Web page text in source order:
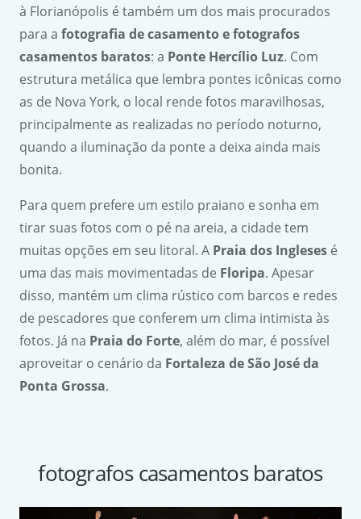
à Florianópolis é também um dos mais procurados
para a fotografia de casamento e fotografos
casamentos baratos: a Ponte Hercílio Luz. Com
estrutura metálica que lembra pontes icônicas como
as de Nova York, o local rende fotos maravilhosas,
principalmente as realizadas no período noturno,
quando a iluminação da ponte a deixa ainda mais
bonita.
Para quem prefere um estilo praiano e sonha em
tirar suas fotos com o pé na areia, a cidade tem
muitas opções em seu litoral. A Praia dos Ingleses é
uma das mais movimentadas de Floripa. Apesar
disso, mantém um clima rústico com barcos e redes
de pescadores que conferem um clima intimista às
fotos. Já na Praia do Forte, além do mar, é possível
aproveitar o cenário da Fortaleza de São Joséda
Ponta Grossa.
fotografos casamentos baratos